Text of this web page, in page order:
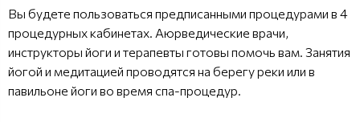
Вы будете пользоваться предписанными процедурами в 4
процедурных кабинетах. Аюрведические врачи,
инструкторы йоги и терапевты готовы помочь вам. Занятия
йогой и медитацией проводятся на берегу реки или в
павильоне йоги во время спа-процедур.